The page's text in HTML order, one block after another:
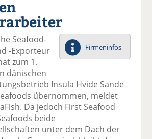
F
ac
e
o
o
k
il
tt
er
n
Li
n
k
di
n
te
e
E
m
ai
v
er
se
d
ck
e
n
Firmeninfos
Seafood-
-Exporteur
zum 1.
dänischen
Insula Hvide Sande
übernommen, meldet
Da jedoch First Seafood
beide
unter dem Dach der